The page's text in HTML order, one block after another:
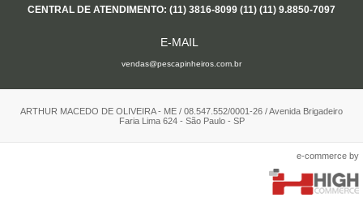
CENTRAL DE ATENDIMENTO: (11) 3816-8099 (11) (11) 9.8850-7097
E-MAIL
vendas@pescapinheiros.com.br
ARTHUR MACEDO DE OLIVEIRA - ME / 08.547.552/0001-26 / Avenida Brigadeiro
Faria Lima 624 - São Paulo - SP
e-commerce by